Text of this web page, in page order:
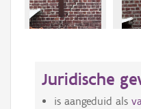
Juridische
is aangeduid als